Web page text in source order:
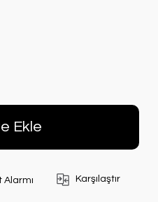
Ekle
Alarmı Karşılaştır